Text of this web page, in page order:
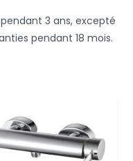
3 ans, excepté
pendant 18 mois.